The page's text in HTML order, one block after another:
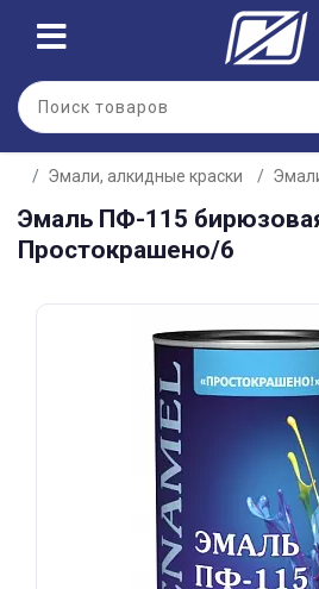
Эмали, алкидные краски
Эмаль ПФ-115
Простокрашено/6
Для клиентов всех банков
Разбейте
оплатуна части
без переплат
График платежей
Добавляйте товары